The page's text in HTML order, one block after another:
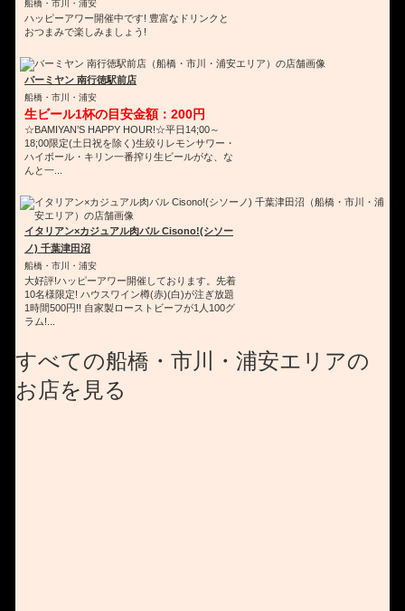
船橋・市川・浦安
ハッピーアワー開催中です! 豊富なドリンクと
おつまみで楽しみましょう!
バーミヤン 南行徳駅前店
船橋・市川・浦安
生ビール1杯の目安金額：200円
☆BAMIYAN’S HAPPY HOUR!☆平日14;00～
18;00限定(土日祝を除く)生絞りレモンサワー・
ハイボール・キリン一番搾り生ビールがな、な
んと一...
イタリアン×カジュアル肉バル Cisono!(シソー
ノ) 千葉津田沼
船橋・市川・浦安
大好評!ハッピーアワー開催しております。先着
10名様限定! ハウスワイン樽(赤)(白)が注ぎ放題
1時間500円!! 自家製ローストビーフが1人100グ
ラム!...
すべての船橋・市川・浦安エリアの
お店を見る